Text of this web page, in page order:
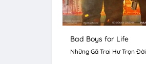
Bad Boys for Life
Những Gã Trai Hư Trọn Đời